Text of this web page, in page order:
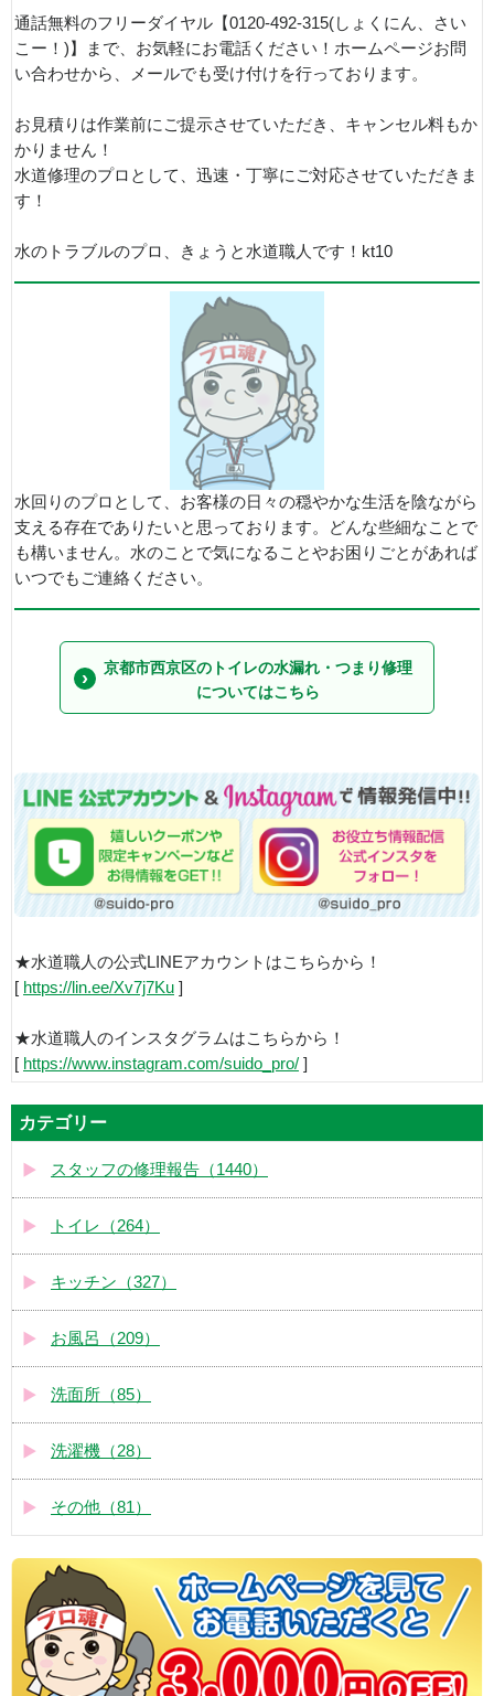
通話無料のフリーダイヤル【0120-492-315(しょくにん、さい
こー！)】まで、お気軽にお電話ください！ホームページお問
い合わせから、メールでも受け付けを行っております。
お見積りは作業前にご提示させていただき、キャンセル料もか
かりません！
水道修理のプロとして、迅速・丁寧にご対応させていただきま
す！
水のトラブルのプロ、きょうと水道職人です！kt10
水回りのプロとして、お客様の日々の穏やかな生活を陰ながら
支える存在でありたいと思っております。どんな些細なことで
も構いません。水のことで気になることやお困りごとがあれば
いつでもご連絡ください。
京都市西京区のトイレの水漏れ・つまり修理
についてはこちら
★水道職人の公式LINEアカウントはこちらから！
[ https://lin.ee/Xv7j7Ku ]
★水道職人のインスタグラムはこちらから！
[ https://www.instagram.com/suido_pro/ ]
カテゴリー
スタッフの修理報告（1440）
トイレ（264）
キッチン（327）
お風呂（209）
洗面所（85）
洗濯機（28）
その他（81）